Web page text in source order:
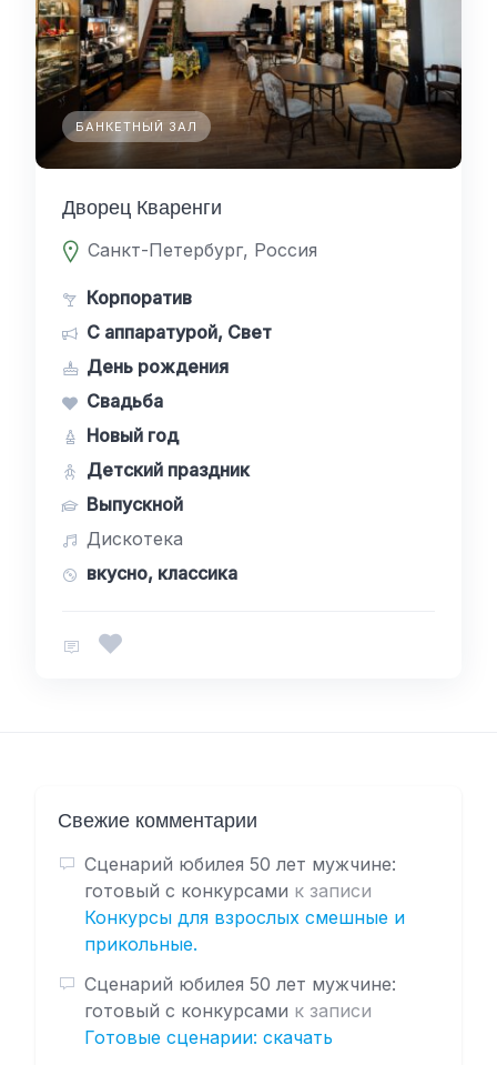
БАНКЕТНЫЙ ЗАЛ
Дворец Кваренги
Санкт-Петербург, Россия
Корпоратив
С аппаратурой, Свет
День рождения
Свадьба
Новый год
Детский праздник
Выпускной
Дискотека
вкусно, классика
Свежие комментарии
Сценарий юбилея 50 лет мужчине:
готовый с конкурсами к записи
Конкурсы для взрослых смешные и
прикольные.
Сценарий юбилея 50 лет мужчине:
готовый с конкурсами к записи
Готовые сценарии: скачать